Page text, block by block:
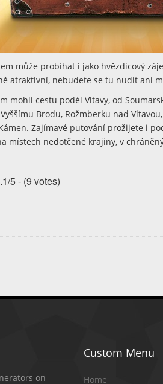
může probíhat i jako hvězdicový
atraktivní, nebudete se tu nudit ani
mohli cestu podél Vltavy, od
Brodu, Rožmberku nad
Zajímavé putování prožijete i
místech nedotčené krajiny, v
5 - (9 votes)
on
Custom Menu
Home